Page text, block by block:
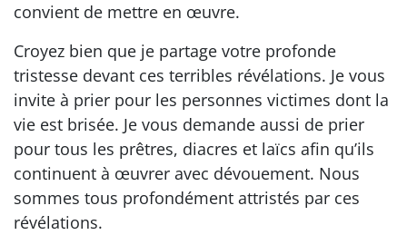
convient de mettre en œuvre.
Croyez bien que je partage votre profonde
tristesse devant ces terribles révélations. Je vous
invite à prier pour les personnes victimes dont la
vie est brisée. Je vous demande aussi de prier
pour tous les prêtres, diacres et laïcs afin qu’ils
continuent à œuvrer avec dévouement. Nous
sommes tous profondément attristés par ces
révélations.